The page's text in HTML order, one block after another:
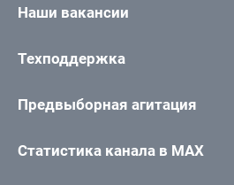
Наши вакансии
Техподдержка
Предвыборная агитация
Статистика канала в MAX